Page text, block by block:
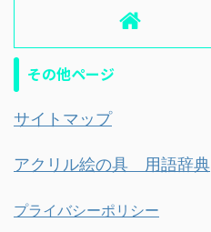
その他ページ
サイトマップ
アクリル絵の具 用語辞典
プライバシーポリシー